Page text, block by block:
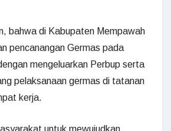
bahwa di Kabupaten Mempawah
pencanangan Germas pada
mengeluarkan Perbup serta
pelaksanaan germas di tatanan
kerja.
untuk mewujudkan